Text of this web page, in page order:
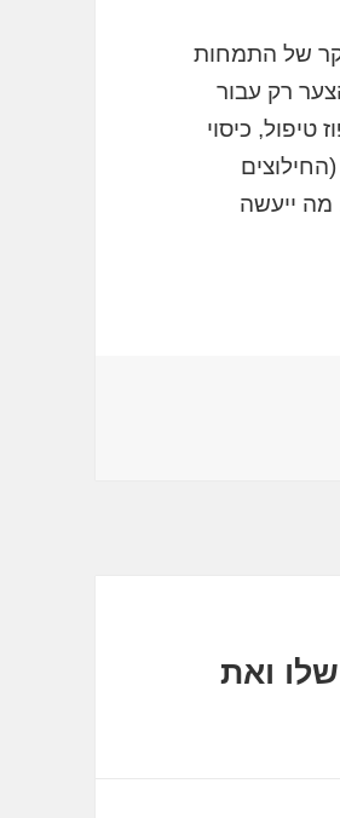
של התמחות
רק עבור
טיפול, כיסוי
מה ייעשה
ואת